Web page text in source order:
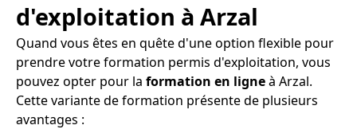
d'exploitation à Arzal
Quand vous êtes en quête d'une option flexible pour
prendre votre formation permis d'exploitation, vous
pouvez opter pour la formation en ligneà Arzal.
Cette variante de formation présente de plusieurs
avantages :